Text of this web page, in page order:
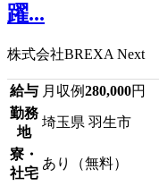
躍...
株式会社BREXA Next
給与 月収例280,000円
勤務
地
埼玉県 羽生市
寮・
社宅
あり（無料）